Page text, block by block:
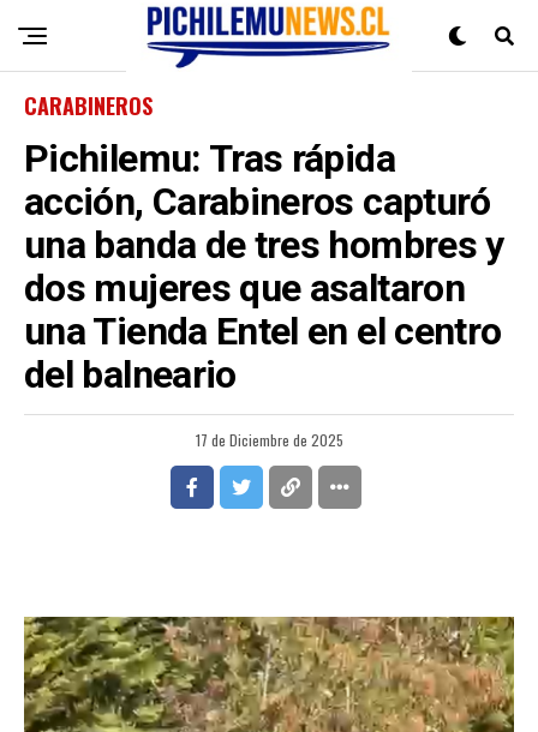
CARABINEROS
Pichilemu: Tras rápida
acción, Carabineros capturó
una banda de tres hombres y
dos mujeres que asaltaron
una Tienda Entel en el centro
del balneario
17 de Diciembre de 2025